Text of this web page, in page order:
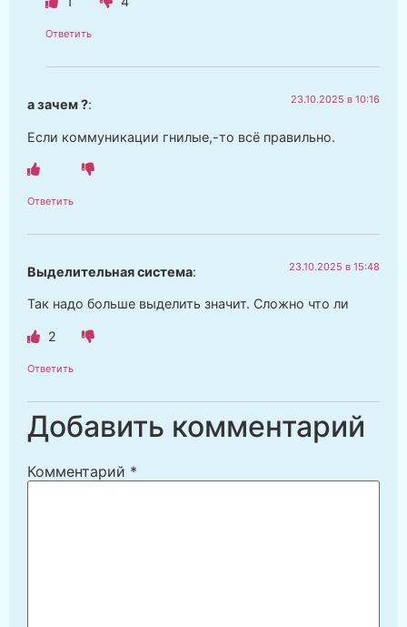
Ответить
а зачем ?: 23.10.2025 в 10:16
Если коммуникации гнилые,-то всё правильно.
Ответить
Выделительная система: 23.10.2025 в 15:48
Так надо больше выделить значит. Сложно что ли
2
Ответить
Добавить комментарий
Комментарий *